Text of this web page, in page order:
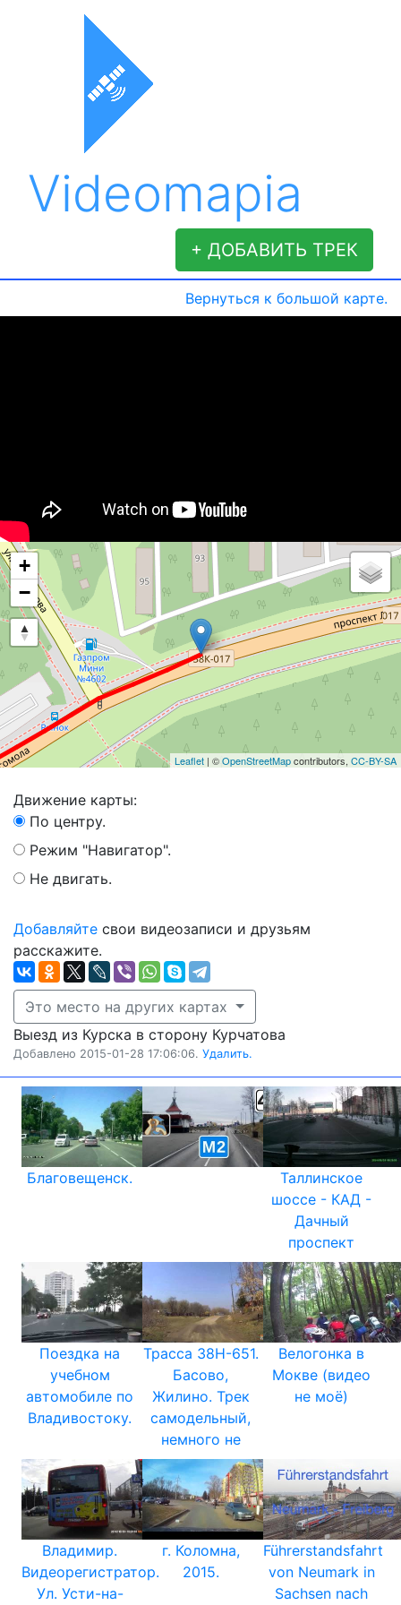
Videomapia
+ ДОБАВИТЬ ТРЕК
Вернуться к большой карте.
+
−
Leaflet | ©OpenStreetMapcontributors, CC-BY-SA
Движение карты:
По центру.
Режим "Навигатор".
Не двигать.
Добавляйте свои видеозаписи и друзьям
расскажите.
Это место на других картах
Выезд из Курска в сторону Курчатова
Добавлено 2015-01-28 17:06:06. Удалить.
Благовещенск.
Таллинское
шоссе - КАД -
Дачный
проспект
Поездка на
учебном
автомобиле по
Владивостоку.
Трасса 38Н-651.
Басово,
Жилино. Трек
самодельный,
немного не
Велогонка в
Мокве (видео
не моё)
Владимир.
Видеорегистратор.
Ул. Усти-на-
г. Коломна,
2015.
Führerstandsfahrt
von Neumark in
Sachsen nach